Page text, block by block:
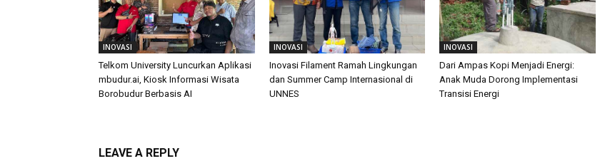
INOVASI
Telkom University Luncurkan Aplikasi
mbudur.ai, Kiosk Informasi Wisata
Borobudur Berbasis AI
INOVASI
Inovasi Filament Ramah Lingkungan
dan Summer Camp Internasional di
UNNES
INOVASI
Dari Ampas Kopi Menjadi Energi:
Anak Muda Dorong Implementasi
Transisi Energi
LEAVE A REPLY